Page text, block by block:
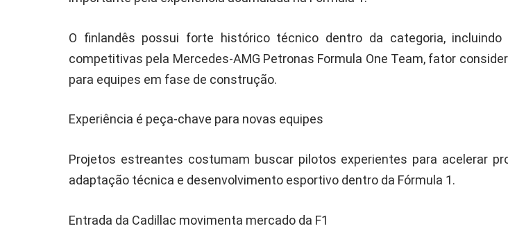
O finlandês possui forte histórico técnico dentro da categoria, incluindo
competitivas pela Mercedes-AMG Petronas Formula One Team, fator
para equipes em fase de construção.
Experiência é peça-chave para novas equipes
Projetos estreantes costumam buscar pilotos experientes para acelerar
adaptação técnica e desenvolvimento esportivo dentro da Fórmula 1.
Entrada da Cadillac movimenta mercado da F1